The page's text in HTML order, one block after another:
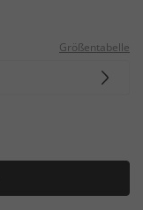
Größentabelle